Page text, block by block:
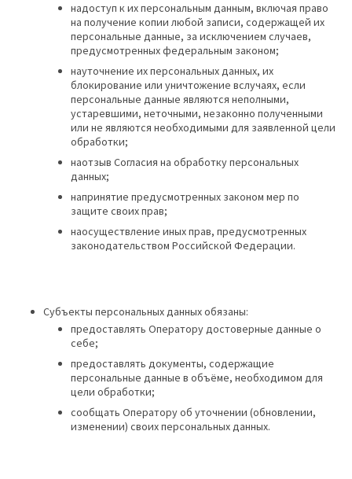
надоступ к их персональным данным, включая право
на получение копии любой записи, содержащей их
персональные данные, за исключением случаев,
предусмотренных федеральным законом;
науточнение их персональных данных, их
блокирование или уничтожение вслучаях, если
персональные данные являются неполными,
устаревшими, неточными, незаконно полученными
или не являются необходимыми для заявленной цели
обработки;
наотзыв Согласия на обработку персональных
данных;
напринятие предусмотренных законом мер по
защите своих прав;
наосуществление иных прав, предусмотренных
законодательством Российской Федерации.
Субъекты персональных данных обязаны:
предоставлять Оператору достоверные данные о
себе;
предоставлять документы, содержащие
персональные данные в объёме, необходимом для
цели обработки;
сообщать Оператору об уточнении (обновлении,
изменении) своих персональных данных.